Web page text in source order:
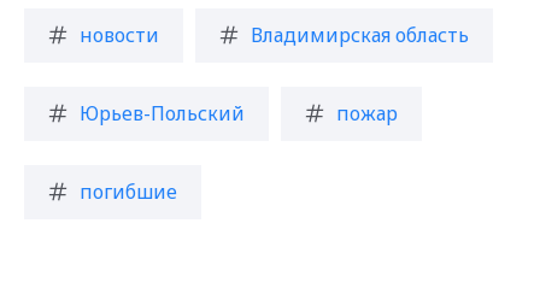
новости Владимирская область
Юрьев-Польский пожар
погибшие